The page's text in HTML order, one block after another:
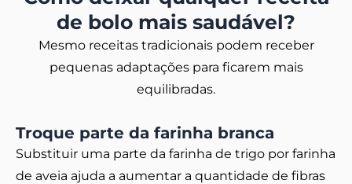
de bolo mais saudável?
Mesmo receitas tradicionais podem receber
pequenas adaptações para ficarem mais
equilibradas.
Troque parte da farinha branca
Substituir uma parte da farinha de trigo por farinha
de aveia ajuda a aumentar a quantidade de fibras